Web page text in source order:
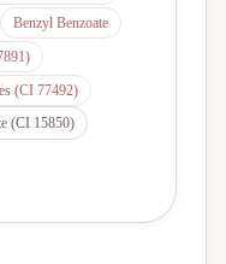
Benzyl Benzoate
(CI 77492)
(CI 15850)